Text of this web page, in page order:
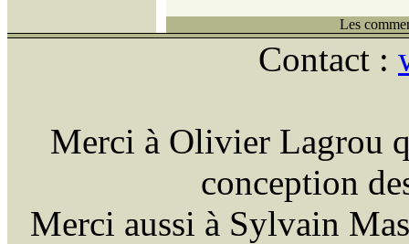
Les
Contact :
Merci à Olivier Lagrou
conception
Merci aussi à Sylvain